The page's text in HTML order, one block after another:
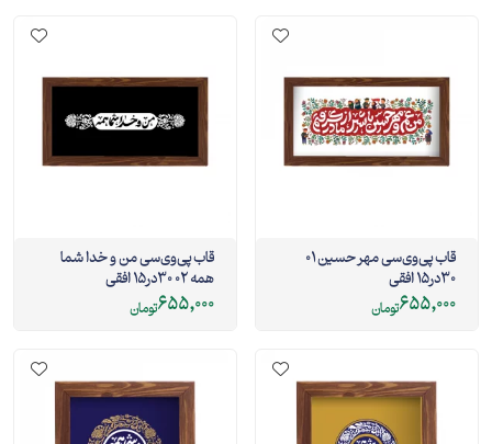
قاب پی‌وی‌سی مهر حسین 01
30در15 افقی
655,000تومان
قاب پی‌وی‌سی من و خدا شما
همه 02 30در15 افقی
655,000تومان